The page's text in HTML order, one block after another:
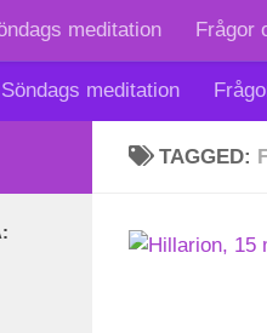
meditation Frågor
Söndags meditation
TAGGED: